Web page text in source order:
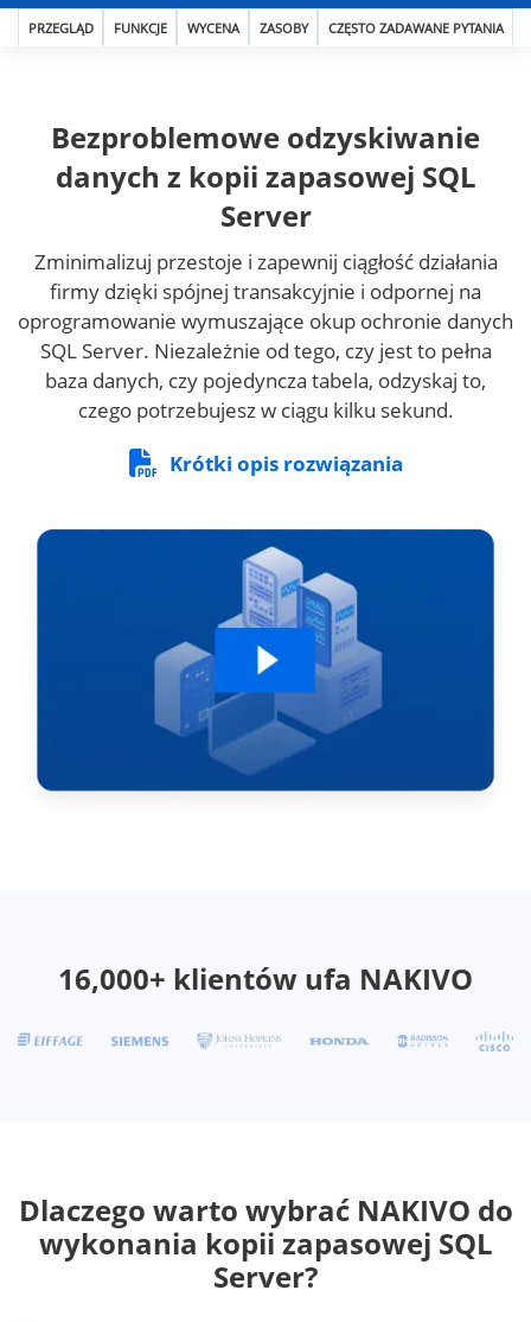
PRZEGLĄD FUNKCJE WYCENA ZASOBY CZĘSTO ZADAWANE PYTANIA
Bezproblemowe odzyskiwanie
danych z kopii zapasowej SQL
Server
Zminimalizuj przestoje i zapewnij ciągłość działania
firmy dzięki spójnej transakcyjnie i odpornej na
oprogramowanie wymuszające okup ochronie danych
SQL Server. Niezależnie od tego, czy jest to pełna
baza danych, czy pojedyncza tabela, odzyskaj to,
czego potrzebujesz w ciągu kilku sekund.
Krótki opis rozwiązania
16,000+ klientów ufa NAKIVO
Dlaczego warto wybrać NAKIVO do
wykonania kopii zapasowej SQL
Server?